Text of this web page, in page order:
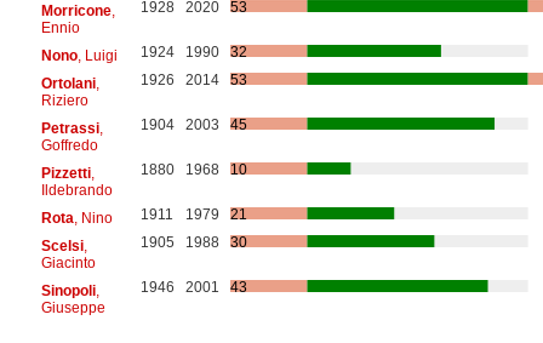
Morricone,
Ennio
1928 2020 53
Nono, Luigi 1924 1990
32
Ortolani,
Riziero
1926 2014 53
Petrassi,
Goffredo
1904 2003 45
Pizzetti,
Ildebrando
1880 1968 10
Rota , Nino 1911 1979
21
Scelsi,
Giacinto
1905 1988 30
Sinopoli,
Giuseppe
1946 2001 43